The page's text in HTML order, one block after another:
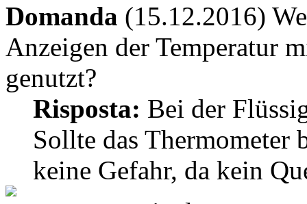
Domanda (15.12.2016)
Anzeigen der Temperatur
genutzt?
Risposta: Bei der
Sollte das Thermometer
keine Gefahr, da kein